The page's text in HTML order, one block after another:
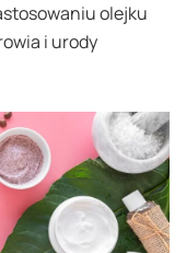
olejku
i urody